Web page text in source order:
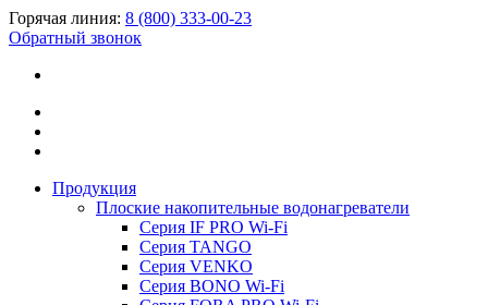
Горячая линия: 8 (800) 333-00-23
Обратный звонок
Продукция
Плоские накопительные водонагреватели
Серия IF PRO Wi-Fi
Серия TANGO
Серия VENKO
Серия BONO Wi-Fi